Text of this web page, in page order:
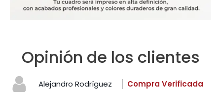
Opinión de los clientes
Alejandro Rodríguez
Compra Verificada